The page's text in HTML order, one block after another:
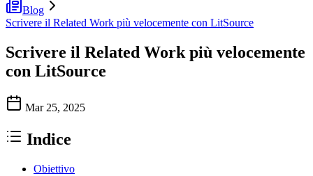
Blog
Scrivere il Related Work più velocemente con LitSource
Scrivere il Related Work più velocemente
con LitSource
Mar 25, 2025
Indice
Obiettivo